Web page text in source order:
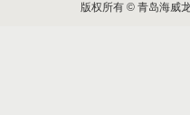
版权所有 © 青岛海威